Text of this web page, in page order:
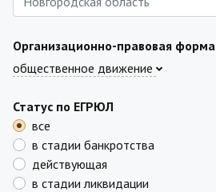
Организационно-правовая форма
общественное движение
Статус по ЕГРЮЛ
все
в стадии банкротства
действующая
в стадии ликвидации